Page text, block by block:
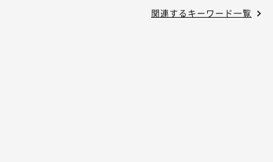
関連するキーワード一覧